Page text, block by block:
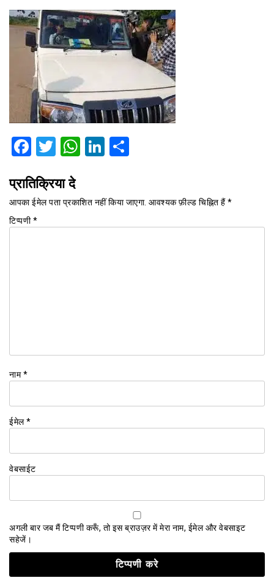
Facebook
Twitter
WhatsApp
LinkedIn
प्रातिक्रिया दे
आपका ईमेल पता प्रकाशित नहीं किया जाएगा. आवश्यक फ़ील्ड चिह्नित हैं*
टिप्पणी*
नाम*
ईमेल*
वेबसाईट
अगली बार जब मैं टिप्पणी करूँ, तो इस ब्राउज़र में मेरा नाम, ईमेल और वेबसाइट
सहेजें।